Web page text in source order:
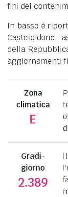
fini del
In basso è
Casteldidone,
della
aggiornamenti
Zona
climatica
E
Gradi-
giorno
2.389